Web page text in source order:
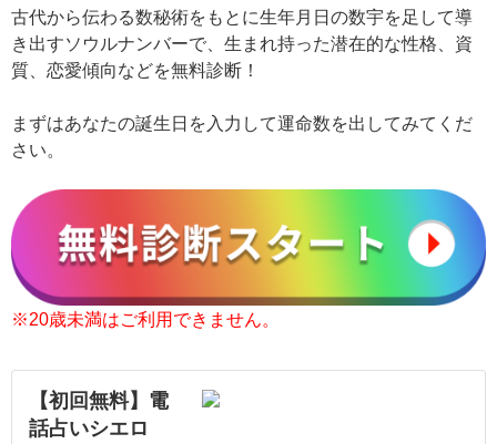
古代から伝わる数秘術をもとに生年月日の数宇を足して導
き出すソウルナンバーで、生まれ持った潜在的な性格、資
質、恋愛傾向などを無料診断！
まずはあなたの誕生日を入力して運命数を出してみてくだ
さい。
※20歳未満はご利用できません。
【初回無料】電
話占いシエロ